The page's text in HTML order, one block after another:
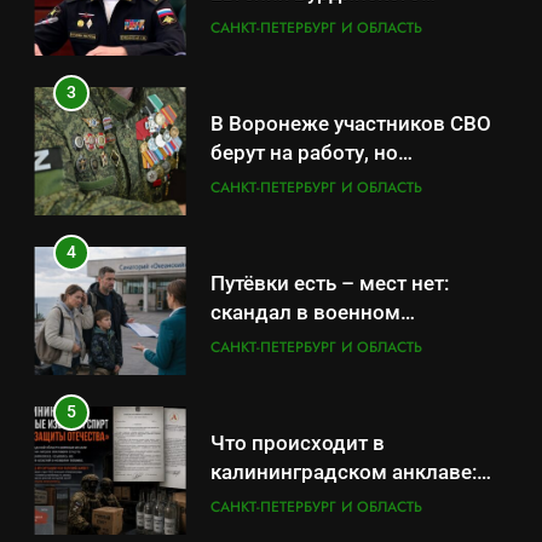
оказывает платные услуги по
САНКТ-ПЕТЕРБУРГ И ОБЛАСТЬ
3
В Воронеже участников СВО
берут на работу, но
удержаться удаётся не всем
САНКТ-ПЕТЕРБУРГ И ОБЛАСТЬ
4
Путёвки есть – мест нет:
скандал в военном
санатории Владивостока
САНКТ-ПЕТЕРБУРГ И ОБЛАСТЬ
5
Что происходит в
калининградском анклаве:
военные изымают спирт «для
САНКТ-ПЕТЕРБУРГ И ОБЛАСТЬ